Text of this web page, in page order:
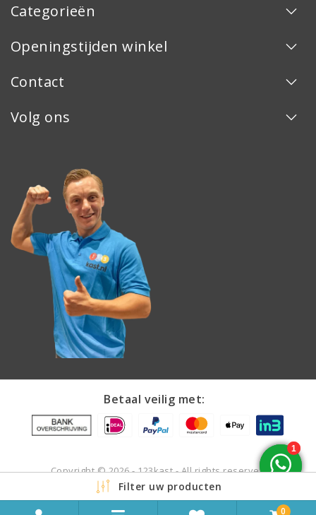
Categorieën
Openingstijden winkel
Contact
Volg ons
Betaal veilig met:
Copyright © 2026 - 123kast - All rights reserved
Filter uw producten
0